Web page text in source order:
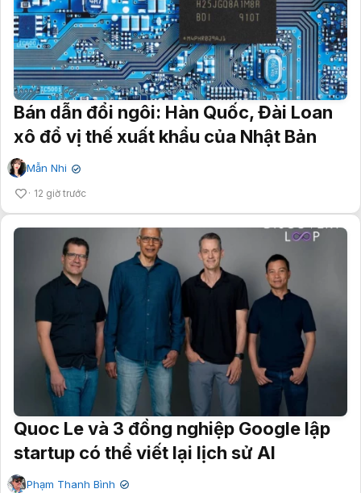
Bán dẫn đổi ngôi: Hàn Quốc, Đài Loan
xô đổ vị thế xuất khẩu của Nhật Bản
Mẫn Nhi ✔
12 giờ trước
Quoc Le và 3 đồng nghiệp Google lập
startup có thể viết lại lịch sử AI
Phạm Thanh Bình ✔